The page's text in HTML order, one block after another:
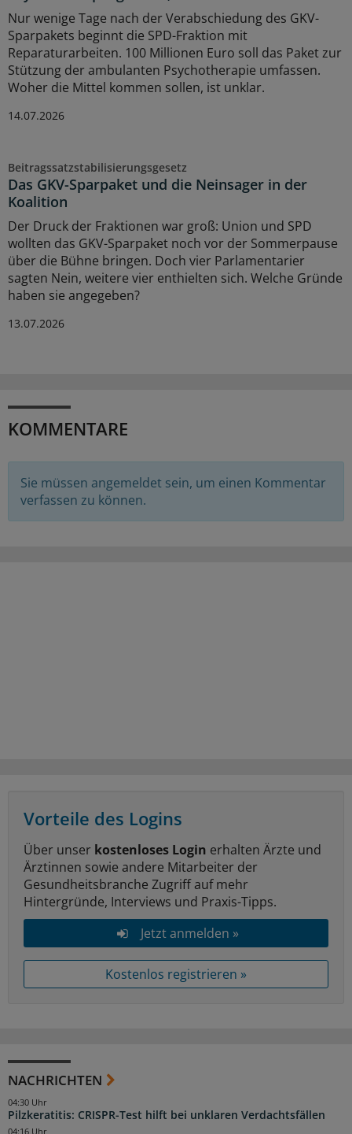
Nur wenige Tage nach der Verabschiedung des GKV-
Sparpakets beginnt die SPD-Fraktion mit
Reparaturarbeiten. 100 Millionen Euro soll das Paket zur
Stützung der ambulanten Psychotherapie umfassen.
Woher die Mittel kommen sollen, ist unklar.
14.07.2026
Beitragssatzstabilisierungsgesetz
Das GKV-Sparpaket und die Neinsager in der
Koalition
Der Druck der Fraktionen war groß: Union und SPD
wollten das GKV-Sparpaket noch vor der Sommerpause
über die Bühne bringen. Doch vier Parlamentarier
sagten Nein, weitere vier enthielten sich. Welche Gründe
haben sie angegeben?
13.07.2026
KOMMENTARE
Sie müssen angemeldet sein, um einen Kommentar
verfassen zu können.
Vorteile des Logins
Über unser kostenloses Login erhalten Ärzte und
Ärztinnen sowie andere Mitarbeiter der
Gesundheitsbranche Zugriff auf mehr
Hintergründe, Interviews und Praxis-Tipps.
Jetzt anmelden »
Kostenlos registrieren »
NACHRICHTEN
Pilzkeratitis: CRISPR-Test hilft bei unklaren Verdachtsfällen
04:30 Uhr